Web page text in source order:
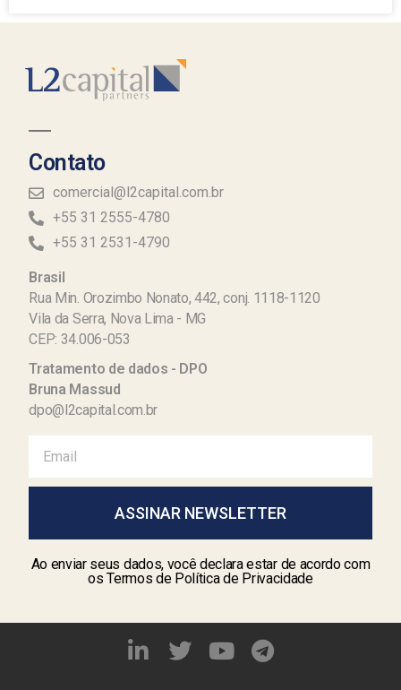
Contato
comercial@l2capital.com.br
+55 31 2555-4780
+55 31 2531-4790
Brasil
Rua Min. Orozimbo Nonato, 442, conj. 1118-1120
Vila da Serra, Nova Lima - MG
CEP: 34.006-053
Tratamento de dados - DPO
Bruna Massud
dpo@l2capital.com.br
ASSINAR NEWSLETTER
Ao enviar seus dados, você declara estar de acordo com
os Termos de Política de Privacidade